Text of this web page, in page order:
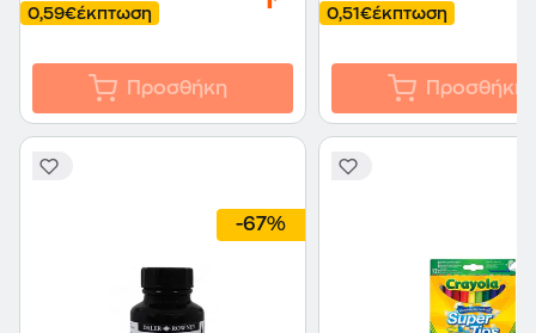
0,59€έκπτωση
Προσθήκη
0,51€έκπτωση
Προσθήκη
-67%